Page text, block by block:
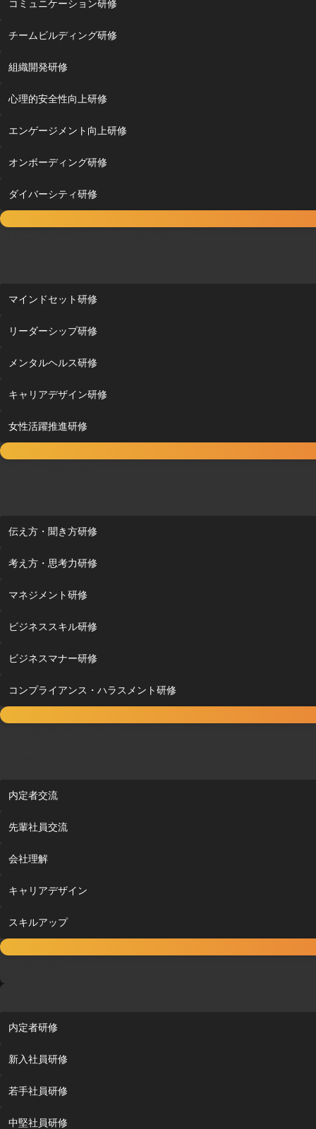
コミュニケーション研修
チームビルディング研修
組織開発研修
心理的安全性向上研修
エンゲージメント向上研修
オンボーディング研修
ダイバーシティ研修
マインドセット研修
リーダーシップ研修
メンタルヘルス研修
キャリアデザイン研修
女性活躍推進研修
伝え方・聞き方研修
考え方・思考力研修
マネジメント研修
ビジネススキル研修
ビジネスマナー研修
コンプライアンス・ハラスメント研修
内定者交流
先輩社員交流
会社理解
キャリアデザイン
スキルアップ
内定者研修
新入社員研修
若手社員研修
中堅社員研修